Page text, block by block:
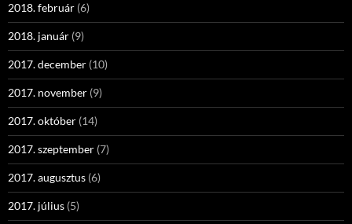
2018. február (6)
2018. január (9)
2017. december (10)
2017. november (9)
2017. október (14)
2017. szeptember (7)
2017. augusztus (6)
2017. július (5)